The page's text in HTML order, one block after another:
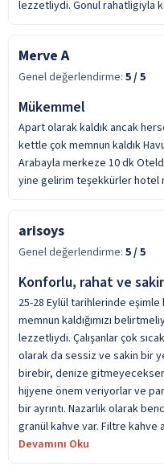
lezzetliydi. Gonul rahatligiyla
Merve A
Genel değerlendirme: 5/ 5
Mükemmel
Apart olarak kaldık ancak
kettle çok memnun kaldık
Arabayla merkeze 10 dk
yine gelirim teşekkürler hotel
arisoys
Genel değerlendirme: 5/ 5
Konforlu, rahat ve
25-28 Eylül tarihlerinde
memnun kaldığımızı
lezzetliydi. Çalışanlar çok
olarak da sessiz ve sakin bir
birebir, denize
hijyene önem veriyorlar ve
bir ayrıntı. Nazarlık olarak
granül kahve var. Filtre kahve
Devamını Oku